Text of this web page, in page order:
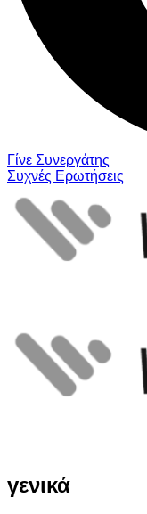
Γίνε Συνεργάτης
Συχνές Ερωτήσεις
γενικά